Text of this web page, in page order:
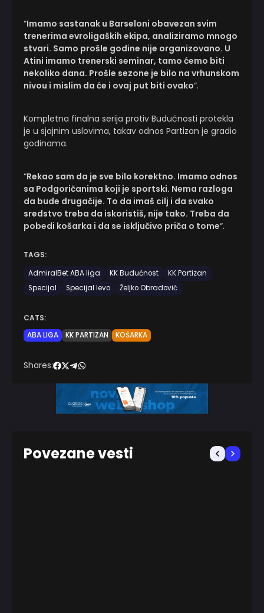
“Imamo sastanak u Barseloni obavezan svim
trenerima evroligaških ekipa, analiziramo mnogo
stvari. Samo prošle godine nije organizovano. U
Atini imamo trenerski seminar, tamo ćemo biti
nekoliko dana. Prošle sezone je bilo na vrhunskom
nivou i mislim da će i ovaj put biti ovako“.
Kompletna finalna serija protiv Budućnosti protekla
je u sjajnim uslovima, takav odnos Partizan je gradio
godinama.
“Rekao sam da je sve bilo korektno. Imamo odnos
sa Podgoričanima koji je sportski. Nema razloga
da bude drugačije. To da imaš cilj i da svako
sredstvo treba da iskoristiš, nije tako. Treba da
pobedi košarka i da se isključivo priča o tome“.
TAGS:
AdmiralBet ABA liga
KK Budućnost
KK Partizan
Specijal
Specijal levo Željko Obradović
CATS:
ABA LIGA
KK PARTIZAN KOŠARKA
Shares:
Povezane vesti